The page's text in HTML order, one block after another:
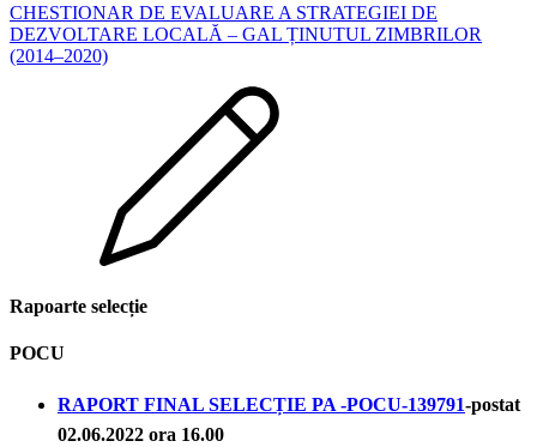
CHESTIONAR DE EVALUARE A STRATEGIEI DE
DEZVOLTARE LOCALĂ – GAL ȚINUTUL ZIMBRILOR
(2014–2020)
Rapoarte selecție
POCU
RAPORT FINAL SELECȚIE PA -POCU-139791-postat
02.06.2022 ora 16.00